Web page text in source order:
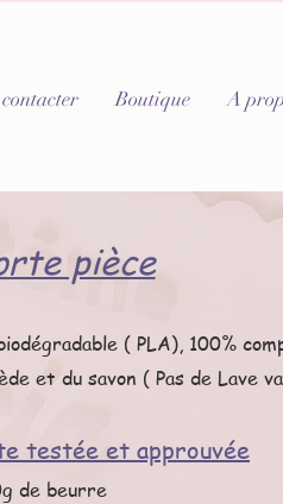
Boutique A
pièce
( PLA), 100%
et du savon ( Pas de Lave
testée et approuvée
de beurre